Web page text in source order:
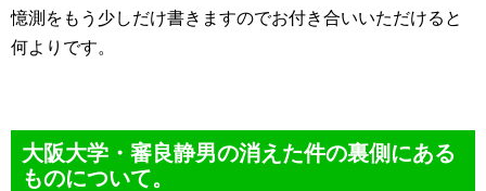
憶測をもう少しだけ書きますのでお付き合いいただけると
何よりです。
大阪大学・審良静男の消えた件の裏側にある
ものについて。